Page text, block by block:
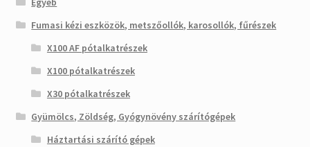
Fumasi kézi eszközök, metszőollók, karosollók, fűrészek
X100 AF pótalkatrészek
X100 pótalkatrészek
X30 pótalkatrészek
Gyümölcs, Zöldség, Gyógynövény szárítógépek
Háztartási szárító gépek